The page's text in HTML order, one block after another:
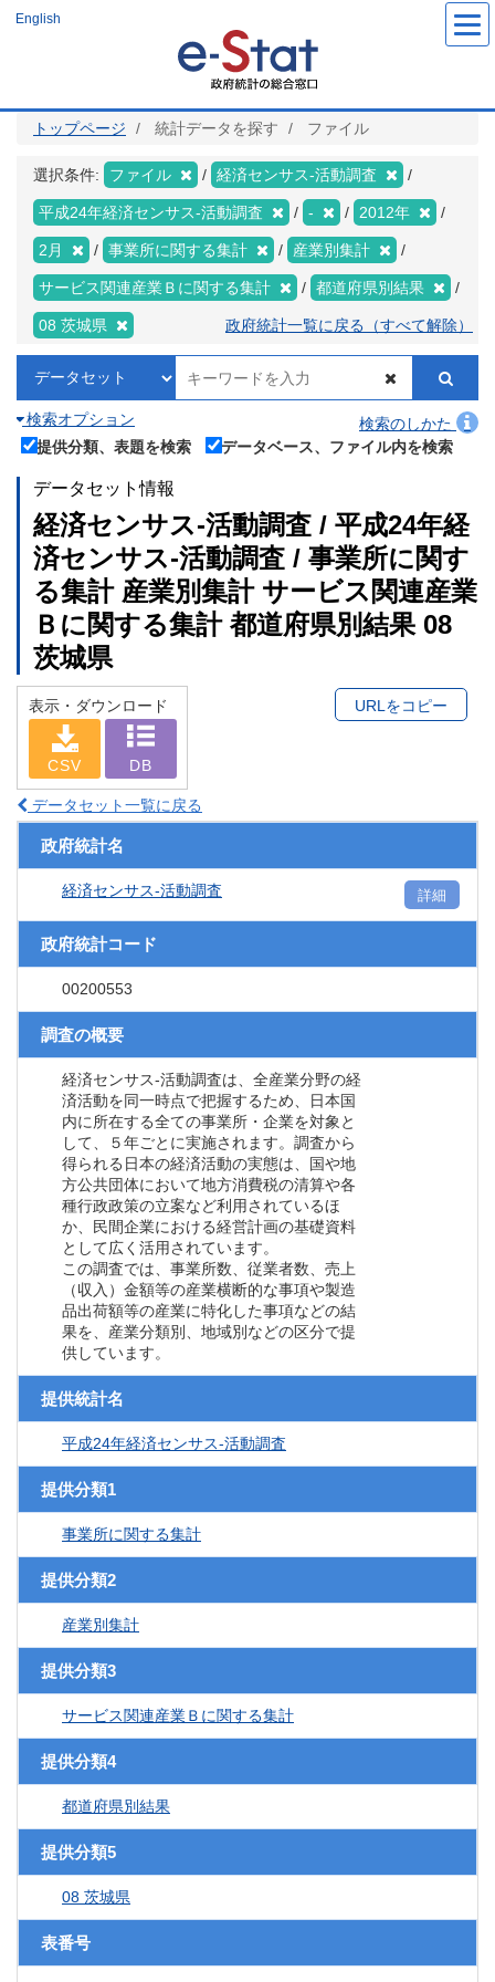
ツ
English
トップページ 統計データを探す ファイル
選択条件: ファイル 経済センサス‐活動調査
平成24年経済センサス‐活動調査 - 2012年
2月 事業所に関する集計 産業別集計
サービス関連産業Ｂに関する集計 都道府県別結果
08 茨城県 政府統計一覧に戻る（すべて解除）
検索オプション
検索のしかた
提供分類、表題を検索
データベース、ファイル内を検索
データセット情報
経済センサス‐活動調査 / 平成24年経
済センサス‐活動調査 / 事業所に関す
る集計 産業別集計 サービス関連産業
Ｂに関する集計 都道府県別結果 08
茨城県
表示・ダウンロード
CSV DB
URLをコピー
データセット一覧に戻る
政府統計名
経済センサス‐活動調査 詳細
政府統計コード
00200553
調査の概要
経済センサス‐活動調査は、全産業分野の経
済活動を同一時点で把握するため、日本国
内に所在する全ての事業所・企業を対象と
して、５年ごとに実施されます。調査から
得られる日本の経済活動の実態は、国や地
方公共団体において地方消費税の清算や各
種行政政策の立案など利用されているほ
か、民間企業における経営計画の基礎資料
として広く活用されています。
この調査では、事業所数、従業者数、売上
（収入）金額等の産業横断的な事項や製造
品出荷額等の産業に特化した事項などの結
果を、産業分類別、地域別などの区分で提
供しています。
提供統計名
平成24年経済センサス‐活動調査
提供分類1
事業所に関する集計
提供分類2
産業別集計
提供分類3
サービス関連産業Ｂに関する集計
提供分類4
都道府県別結果
提供分類5
08 茨城県
表番号